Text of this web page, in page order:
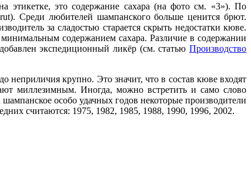
этикетке, это содержание сахара (на фото см. «3»). По
Среди любителей шампанского больше ценится брют.
за сладостью старается скрыть недостатки кюве.
содержанием сахара. Различие в содержании
экспедиционный ликёр (см. статью Производство
неприличия крупно. Это значит, что в состав кюве входят
миллезимным. Иногда, можно встретить и само слово
особо удачных годов некоторые производители
считаются: 1975, 1982, 1985, 1988, 1990, 1996, 2002.